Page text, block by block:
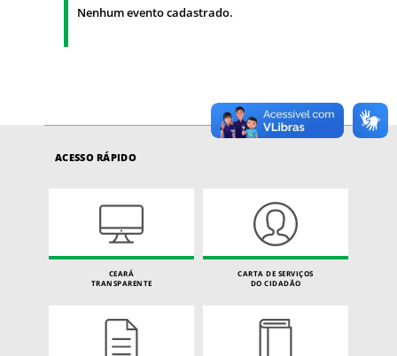
Nenhum evento cadastrado.
ACESSO RÁPIDO
CEARÁ
TRANSPARENTE
CARTA DE SERVIÇOS
DO CIDADÃO